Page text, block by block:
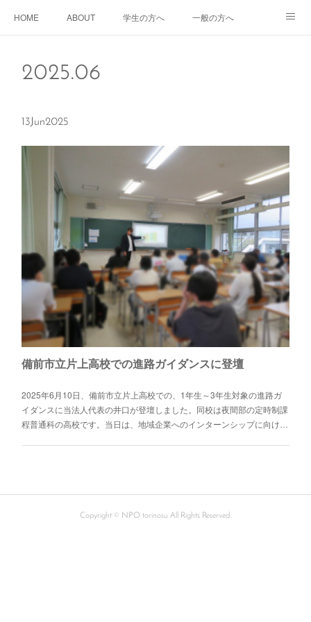
HOME ABOUT 学生の方へ 一般の方へ
2025.06
13Jun2025
備前市立片上高校での進路ガイダンスに登壇
2025年6月10日、備前市立片上高校での、1年生～3年生対象の進路ガ
イダンスに当法人代表の井口が登壇しました。同校は夜間部の定時制課
程普通科の高校です。当日は、地域企業へのインターンシップに向け…
Copyright © NPO torinosu All Rights Reserved.